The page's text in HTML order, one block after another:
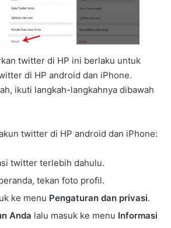
twitter di HP ini berlaku untuk
di HP android dan iPhone.
ikuti langkah-langkahnya dibawah
twitter di HP android dan iPhone:
twitter terlebih dahulu.
tekan foto profil.
ke menu Pengaturan dan privasi.
Anda lalu masuk ke menu Informasi